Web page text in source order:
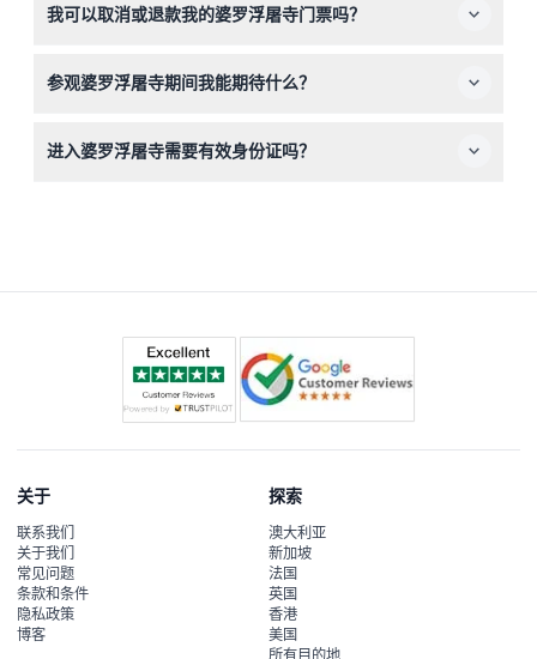
手术或有心脏病状况者出于安全考虑避免访问。
我可以取消或退款我的婆罗浮屠寺门票吗？
参观婆罗浮屠寺期间我能期待什么？
龛，精美展现罗摩衍那和薄伽梵往世书的浮雕，整个区域占
进入婆罗浮屠寺需要有效身份证吗？
关于
联系我们
关于我们
常见问题
条款和条件
隐私政策
博客
探索
澳大利亚
新加坡
法国
英国
香港
美国
所有目的地